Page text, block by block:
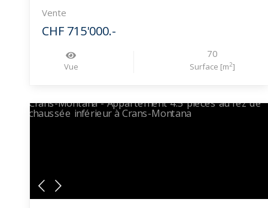
Vente
CHF 715'000.-
Vue
70
Surface [m2]